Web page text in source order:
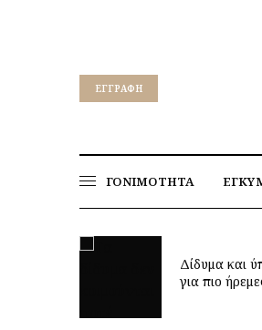
EΓΓΡΑΦΉ
ΓΟΝΙΜΟΤΗΤΑ
Δίδυμα και
για πιο